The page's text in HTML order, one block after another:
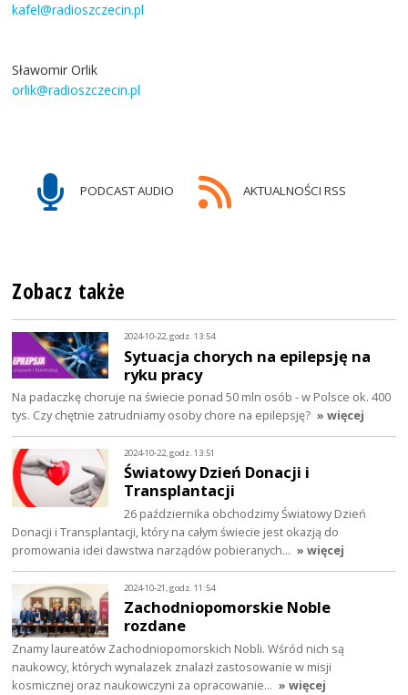
kafel@radioszczecin.pl
Sławomir Orlik
orlik@radioszczecin.pl
PODCAST AUDIO AKTUALNOŚCI RSS
Zobacz także
2024-10-22, godz. 13:54
Sytuacja chorych na epilepsję na
ryku pracy
Na padaczkę choruje na świecie ponad 50 mln osób - w Polsce ok. 400
tys. Czy chętnie zatrudniamy osoby chore na epilepsję? » więcej
2024-10-22, godz. 13:51
Światowy Dzień Donacji i
Transplantacji
26 października obchodzimy Światowy Dzień
Donacji i Transplantacji, który na całym świecie jest okazją do
promowania idei dawstwa narządów pobieranych… » więcej
2024-10-21, godz. 11:54
Zachodniopomorskie Noble
rozdane
Znamy laureatów Zachodniopomorskich Nobli. Wśród nich są
naukowcy, których wynalazek znalazł zastosowanie w misji
kosmicznej oraz naukowczyni za opracowanie… » więcej